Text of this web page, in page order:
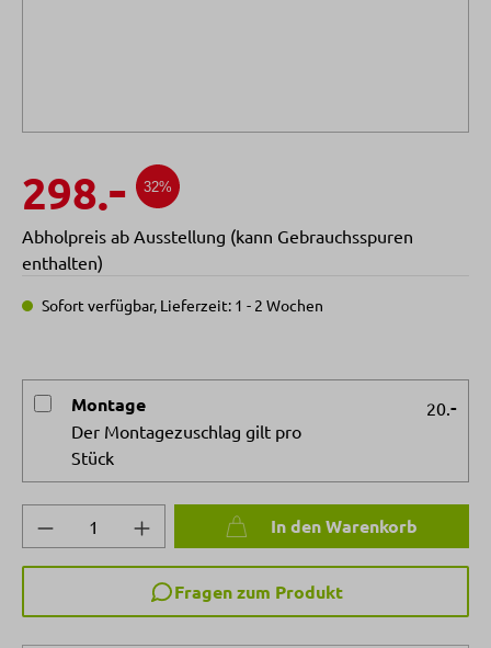
298.- 32%
Abholpreis ab Ausstellung (kann Gebrauchsspuren
enthalten)
Sofort verfügbar, Lieferzeit: 1 - 2 Wochen
Montage
Der Montagezuschlag gilt pro
Stück
20.-
Produkt Anzahl: Gib den gewünschten
In den Warenkorb
Fragen zum Produkt